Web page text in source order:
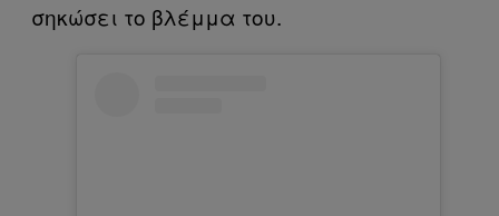
σηκώσει το βλέμμα του.